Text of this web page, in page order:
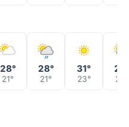
28°
21°
28°
21°
31°
23° 20°